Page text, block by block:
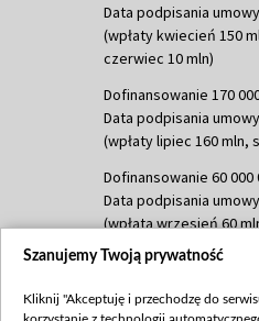
Data podpisania
(wpłaty kwiecień 150
czerwiec 10 mln)
Dofinansowanie 170
Data podpisania
(wpłaty lipiec 160 mln,
Dofinansowanie 60 000
Data podpisania
(wpłata wrzesień 60
Dofinansowanie 635 783
(wpłata wrzesień 100
Szanujemy Twoją prywatność
Kliknij "Akceptuję i przechodzę do